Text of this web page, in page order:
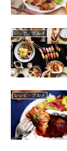
レシピ・グルメ
レシピ・グルメ